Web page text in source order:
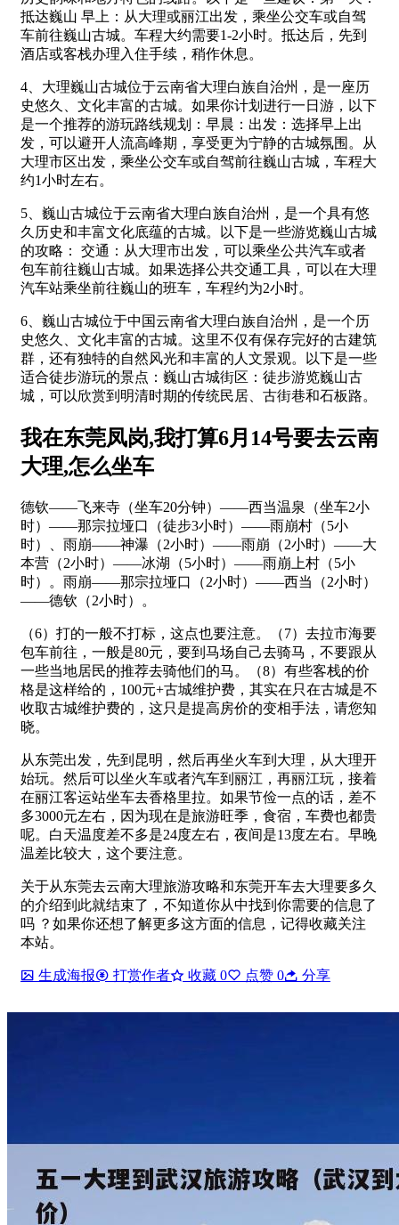
抵达巍山 早上：从大理或丽江出发，乘坐公交车或自驾
车前往巍山古城。车程大约需要1-2小时。抵达后，先到
酒店或客栈办理入住手续，稍作休息。
4、大理巍山古城位于云南省大理白族自治州，是一座历
史悠久、文化丰富的古城。如果你计划进行一日游，以下
是一个推荐的游玩路线规划：早晨：出发：选择早上出
发，可以避开人流高峰期，享受更为宁静的古城氛围。从
大理市区出发，乘坐公交车或自驾前往巍山古城，车程大
约1小时左右。
5、巍山古城位于云南省大理白族自治州，是一个具有悠
久历史和丰富文化底蕴的古城。以下是一些游览巍山古城
的攻略： 交通：从大理市出发，可以乘坐公共汽车或者
包车前往巍山古城。如果选择公共交通工具，可以在大理
汽车站乘坐前往巍山的班车，车程约为2小时。
6、巍山古城位于中国云南省大理白族自治州，是一个历
史悠久、文化丰富的古城。这里不仅有保存完好的古建筑
群，还有独特的自然风光和丰富的人文景观。以下是一些
适合徒步游玩的景点：巍山古城街区：徒步游览巍山古
城，可以欣赏到明清时期的传统民居、古街巷和石板路。
我在东莞凤岗,我打算6月14号要去云南
大理,怎么坐车
德钦——飞来寺（坐车20分钟）——西当温泉（坐车2小
时）——那宗拉垭口（徒步3小时）——雨崩村（5小
时）、雨崩——神瀑（2小时）——雨崩（2小时）——大
本营（2小时）——冰湖（5小时）——雨崩上村（5小
时）。雨崩——那宗拉垭口（2小时）——西当（2小时）
——德钦（2小时）。
（6）打的一般不打标，这点也要注意。（7）去拉市海要
包车前往，一般是80元，要到马场自己去骑马，不要跟从
一些当地居民的推荐去骑他们的马。（8）有些客栈的价
格是这样给的，100元+古城维护费，其实在只在古城是不
收取古城维护费的，这只是提高房价的变相手法，请您知
晓。
从东莞出发，先到昆明，然后再坐火车到大理，从大理开
始玩。然后可以坐火车或者汽车到丽江，再丽江玩，接着
在丽江客运站坐车去香格里拉。如果节俭一点的话，差不
多3000元左右，因为现在是旅游旺季，食宿，车费也都贵
呢。白天温度差不多是24度左右，夜间是13度左右。早晚
温差比较大，这个要注意。
关于从东莞去云南大理旅游攻略和东莞开车去大理要多久
的介绍到此就结束了，不知道你从中找到你需要的信息了
吗 ？如果你还想了解更多这方面的信息，记得收藏关注
本站。
生成海报 打赏作者 收藏 0 点赞 0 分享